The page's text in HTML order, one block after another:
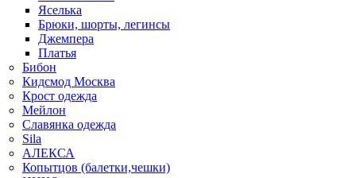
Яселька
Брюки, шорты, легинсы
Джемпера
Платья
Бибон
Кидсмод Москва
Крост одежда
Мейлон
Славянка одежда
Sila
АЛЕКСА
Копытцов (балетки,чешки)